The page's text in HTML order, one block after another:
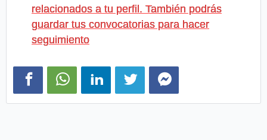
relacionados a tu perfil. También podrás
guardar tus convocatorias para hacer
seguimiento